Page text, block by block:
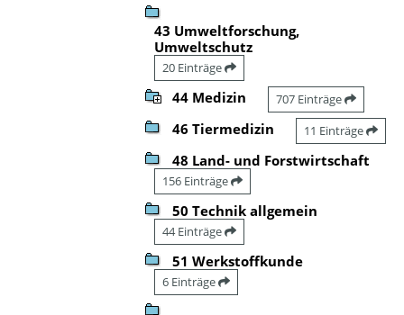
43 Umweltforschung,
Umweltschutz
20 Einträge
44 Medizin 707 Einträge
46 Tiermedizin 11 Einträge
48 Land- und Forstwirtschaft
156 Einträge
50 Technik allgemein
44 Einträge
51 Werkstoffkunde
6 Einträge